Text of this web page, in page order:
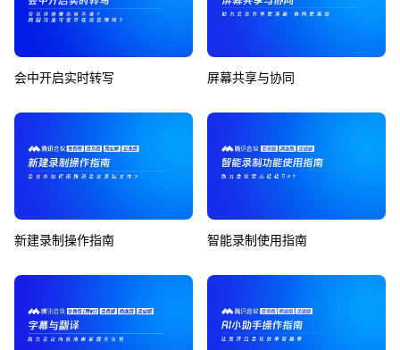
会中开启实时转写 屏幕共享与协同
新建录制操作指南 智能录制使用指南